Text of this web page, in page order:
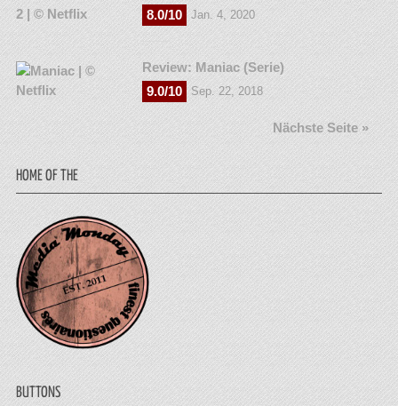
8.0/10
Jan. 4, 2020
Review: Maniac (Serie)
9.0/10
Sep. 22, 2018
Nächste Seite »
HOME OF THE
BUTTONS